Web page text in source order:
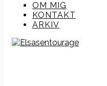
OM MIG
KONTAKT
ARKIV